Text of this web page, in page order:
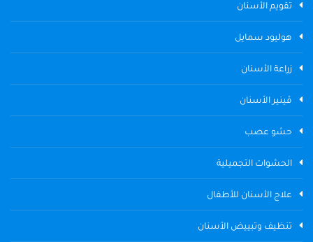
تقويم الأسنان
هوليود سمايل
زراعة الأسنان
ڤينير الأسنان
حشو عصب
الحشوات التجميلية
علاج الأسنان للأطفال
تنظيف وتبييض الأسنان